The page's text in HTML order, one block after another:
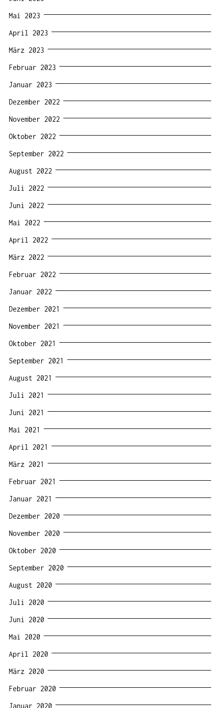
Mai 2023
April 2023
März 2023
Februar 2023
Januar 2023
Dezember 2022
November 2022
Oktober 2022
September 2022
August 2022
Juli 2022
Juni 2022
Mai 2022
April 2022
März 2022
Februar 2022
Januar 2022
Dezember 2021
November 2021
Oktober 2021
September 2021
August 2021
Juli 2021
Juni 2021
Mai 2021
April 2021
März 2021
Februar 2021
Januar 2021
Dezember 2020
November 2020
Oktober 2020
September 2020
August 2020
Juli 2020
Juni 2020
Mai 2020
April 2020
März 2020
Februar 2020
Januar 2020